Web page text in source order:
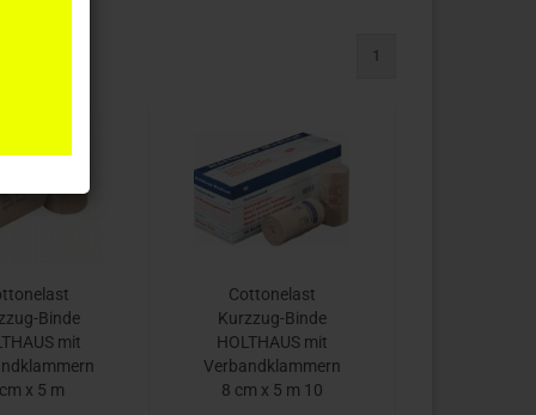
1
Binde
mit
x 5 m
Cottonelast
Kurzzug-Binde
HOLTHAUS mit
Verbandklammern
8 cm x 5 m 10